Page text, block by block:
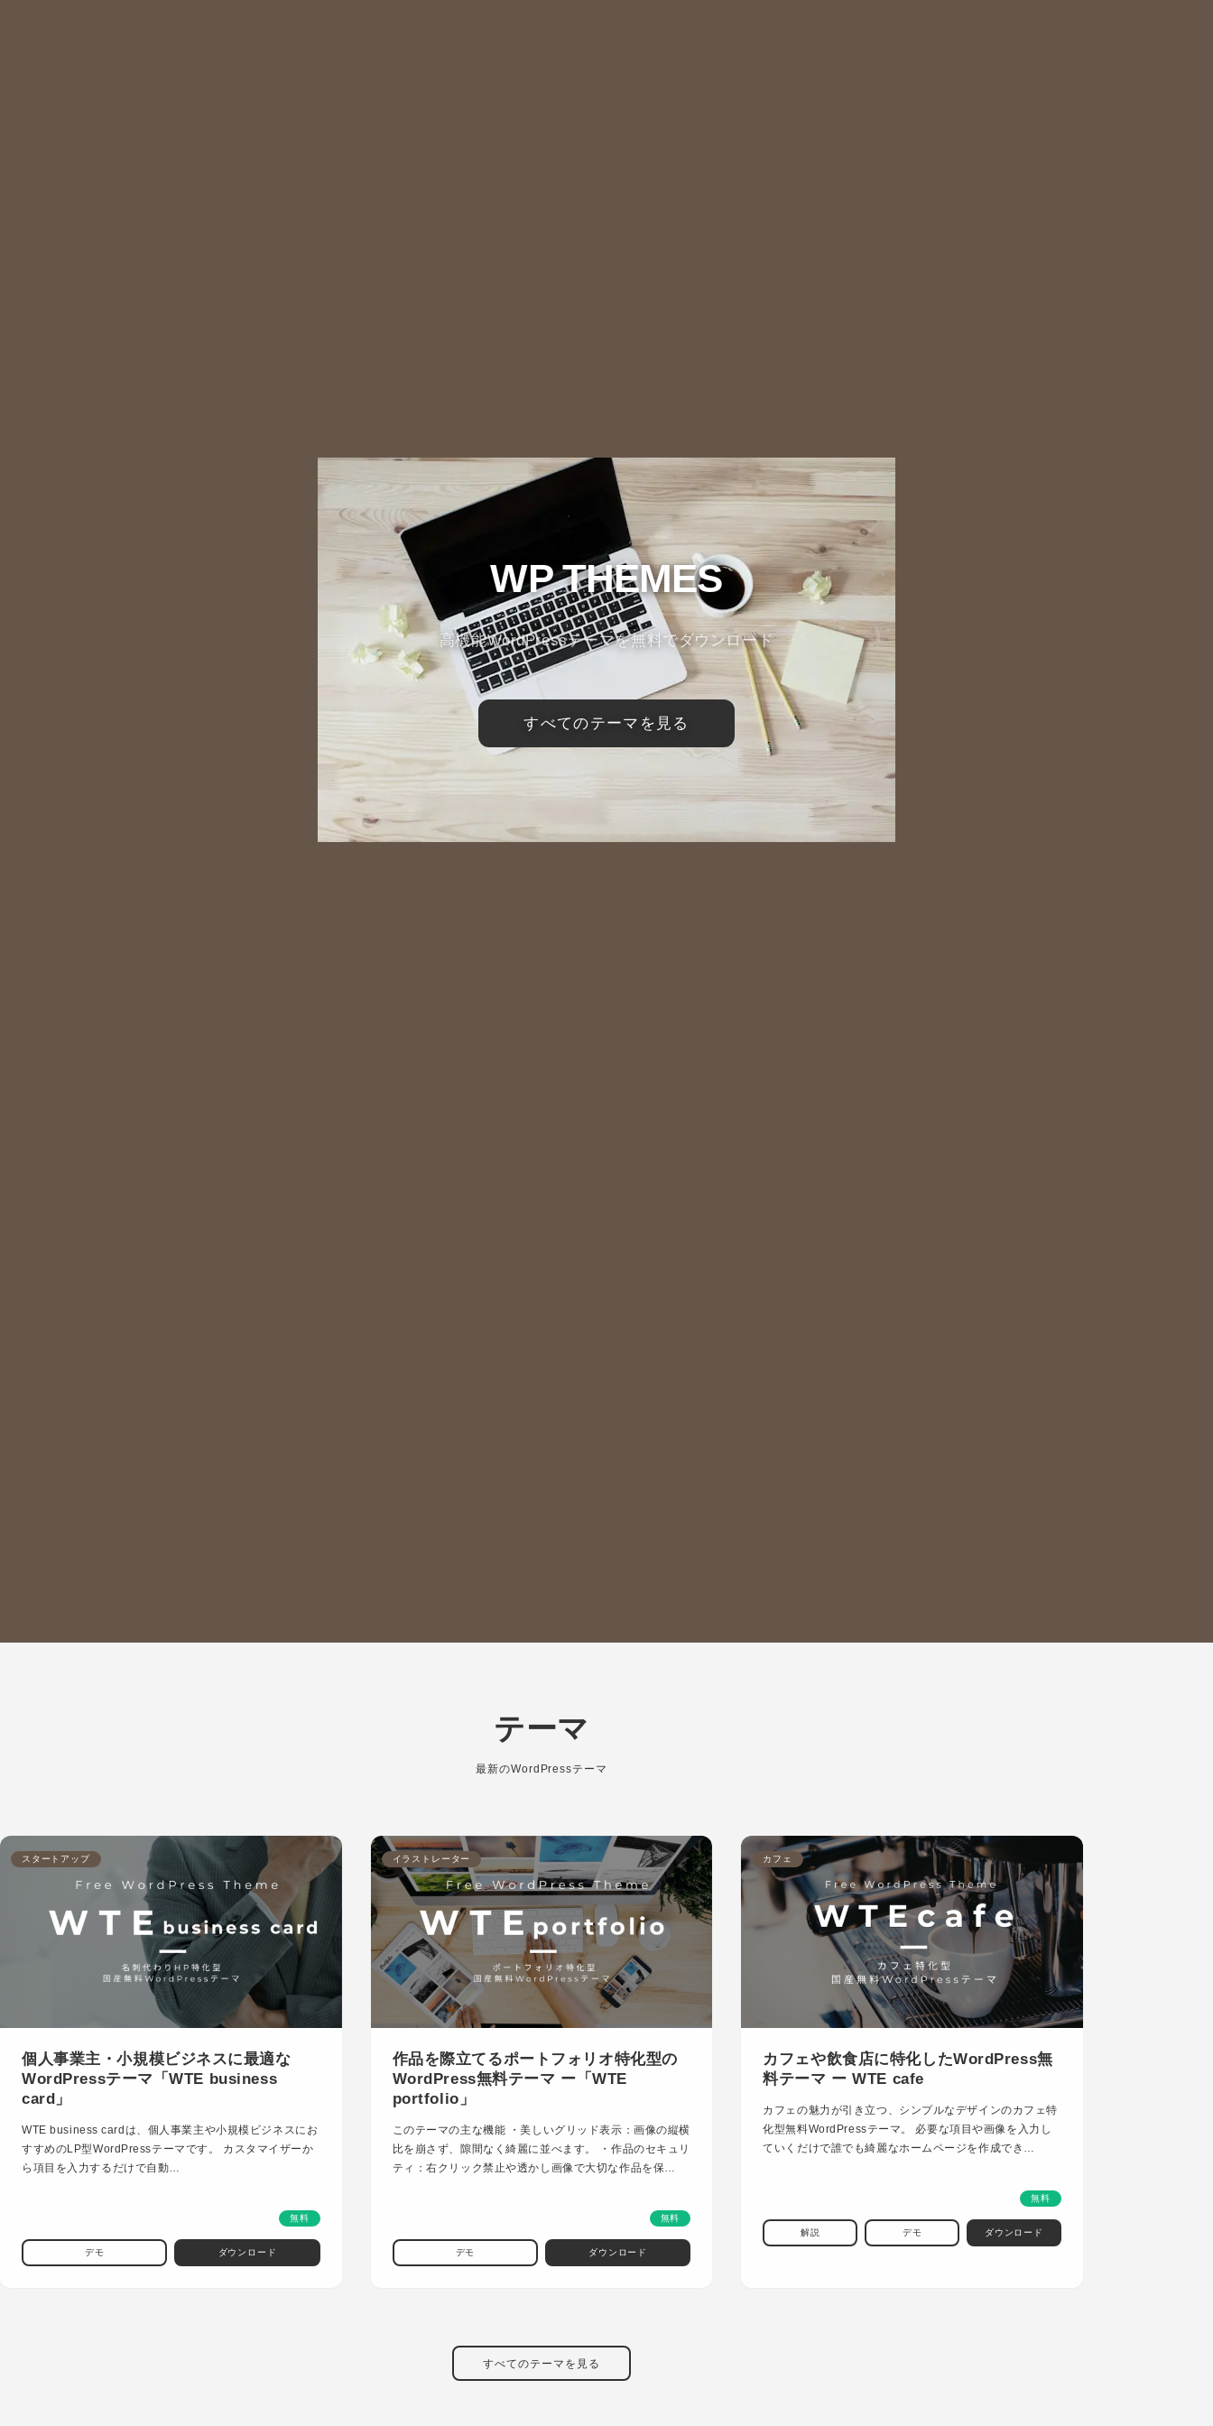
WP THEMES
高機能WordPressテーマを無料でダウンロード
すべてのテーマを見る
テーマ
最新のWordPressテーマ
スタートアップ
個人事業主・小規模ビジネスに最適な
WordPressテーマ「WTE business
card」
WTE business cardは、個人事業主や小規模ビジネスにお
すすめのLP型WordPressテーマです。 カスタマイザーか
ら項目を入力するだけで自動…
無料
デモ ダウンロード
イラストレーター
作品を際立てるポートフォリオ特化型の
WordPress無料テーマ ー「WTE
portfolio」
このテーマの主な機能 ・美しいグリッド表示：画像の縦横
比を崩さず、隙間なく綺麗に並べます。 ・作品のセキュリ
ティ：右クリック禁止や透かし画像で大切な作品を保…
無料
デモ ダウンロード
カフェ
カフェや飲食店に特化したWordPress無
料テーマ ー WTE cafe
カフェの魅力が引き立つ、シンプルなデザインのカフェ特
化型無料WordPressテーマ。 必要な項目や画像を入力し
ていくだけで誰でも綺麗なホームページを作成でき…
無料
解説 デモ ダウンロード
すべてのテーマを見る